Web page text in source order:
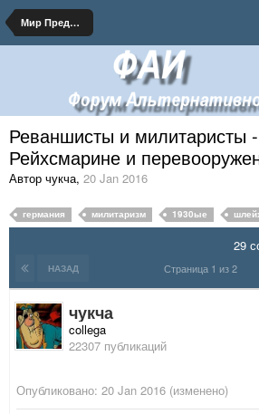
Мир Председателя Рыкова
Реваншисты и милитаристы
Рейхсмарине и
Автор чукча, 20 Jan 2016
германия милитаризм 1930ые
29
НАЗАД Страница 1 из 2
чукча
collega
22307 публикаций
Опубликовано: 20 Jan 2016 (изменено)